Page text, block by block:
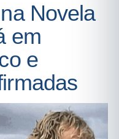
Novela
em
e